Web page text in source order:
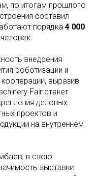
по итогам прошлого
составил
порядка 4 000
человек.
внедрения
роботизации и
выразив
Fair станет
деловых
проектов и
на внутреннем
в свою
выставки